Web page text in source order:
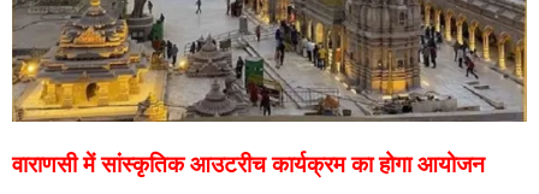
वाराणसी में सांस्कृतिक आउटरीच कार्यक्रम का होगा आयोजन